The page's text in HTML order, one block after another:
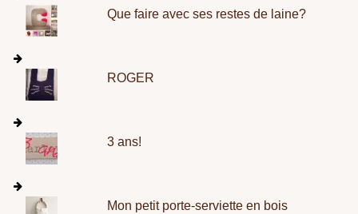
Que faire avec ses restes de laine?
ROGER
3 ans!
Mon petit porte-serviette en bois